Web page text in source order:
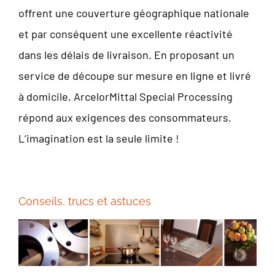
offrent une couverture géographique nationale
et par conséquent une excellente réactivité
dans les délais de livraison. En proposant un
service de découpe sur mesure en ligne et livré
à domicile, ArcelorMittal Special Processing
répond aux exigences des consommateurs.
L’imagination est la seule limite !
Conseils, trucs et astuces